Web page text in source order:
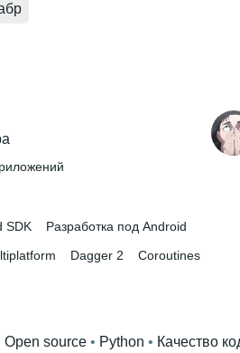
SDK
Разработка под Android
Dagger 2
Coroutines
Open source • Python • Качество